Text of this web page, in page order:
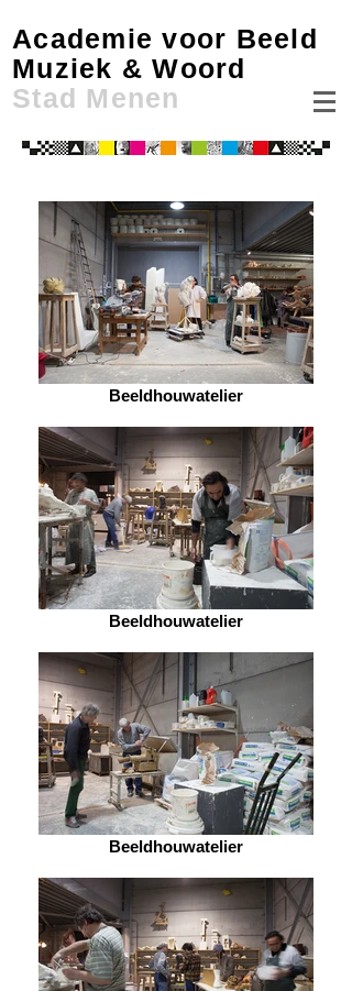
Academie voor Beeld
Muziek & Woord
Stad Menen
Beeldhouwatelier
Beeldhouwatelier
Beeldhouwatelier